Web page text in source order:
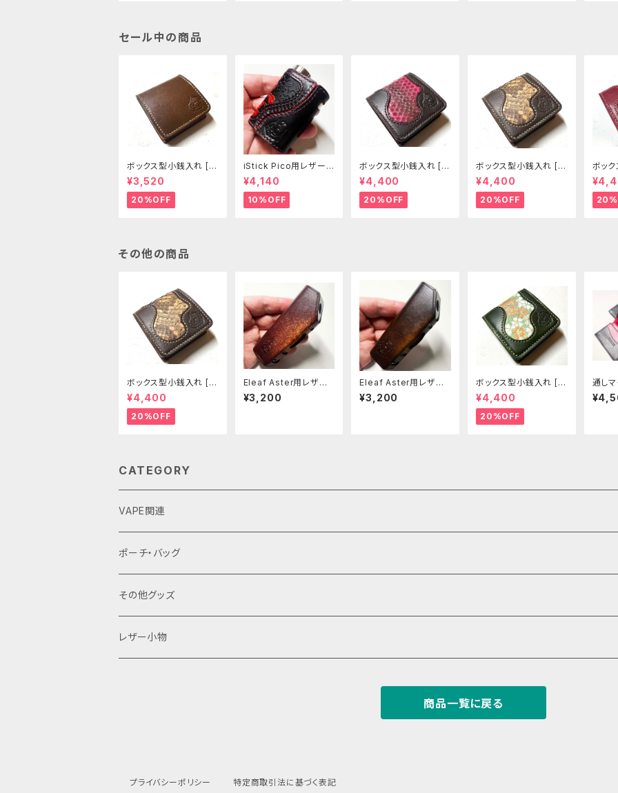
セール中の商品
ボックス型小銭入れ [2
98-CP]
¥3,520
20%OFF
iStick Pico用レザース
リーブ [381-pc]
¥4,140
10%OFF
ボックス型小銭入れ [2
99-CP]
¥4,400
20%OFF
ボックス型小銭入れ [3
00-CP]
¥4,400
20%OFF
ボッ
01-
その他の商品
ボックス型小銭入れ [3
00-CP]
¥4,400
20%OFF
Eleaf Aster用レザー
スリーブ [403-as]
¥3,200
Eleaf Aster用レザー
スリーブ [401-as]
¥3,200
ボックス型小銭入れ [3
04-CP]
¥4,400
20%OFF
通し
7-
CATEGORY
VAPE関連
バッテリーケース
18650用
18350用
VAPEデバイス用スリーブ・ケース
iStick Pico 75w
ポーチ・バッグ
ファスナーポーチ
L字ファスナーポーチ
巾着バッグ
その他グッズ
Tシャツ
レザー小物
商品一覧に戻る
プライバシーポリシー 特定商取引法に基づく表記